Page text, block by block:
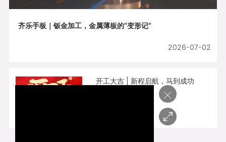
齐乐手板｜钣金加工，金属薄板的“变形记”
2026-07-02
开工大吉 | 新程启航，马到成功
×